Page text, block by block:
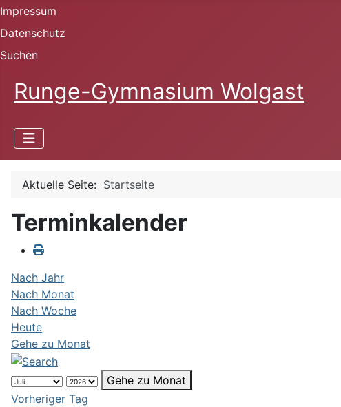
Impressum
Datenschutz
Suchen
Runge-Gymnasium Wolgast
Aktuelle Seite: Startseite
Terminkalender
Nach Jahr
Nach Monat
Nach Woche
Heute
Gehe zu Monat
Gehe zu Monat
Vorheriger Tag